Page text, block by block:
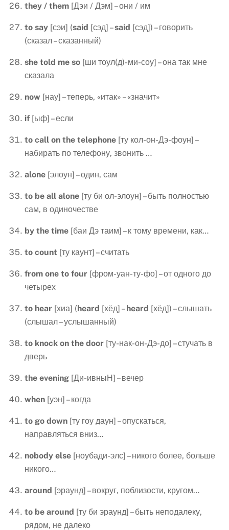
they / them [Дэи / Дэм] – они / им
to say [сэи] (said [сэд] –said [сэд]) – говорить
(сказал – сказанный)
she told me so [ши тоул(д)-ми-соу] – она так мне
сказала
now [нау] – теперь, «итак» – «значит»
if [ыф] – если
to call on the telephone [ту кол-он-Дэ-фоун] –
набирать по телефону, звонить …
alone [элоун] – один, сам
to be all alone [ту би ол-элоун] – быть полностью
сам, в одиночестве
by the time [баи Дэ таим] – к тому времени, как…
to count [ту каунт] – считать
from one to four [фром-уан-ту-фо] – от одного до
четырех
to hear [хиа] (heard [хёд] –heard [хёд]) – слышать
(слышал – услышанный)
to knock on the door [ту-нак-он-Дэ-до] – стучать в
дверь
the evening [Ди-ивныН] – вечер
when [уэн] – когда
to go down [ту гоу даун] – опускаться,
направляться вниз…
nobody else [ноубади-элс] – никого более, больше
никого…
around [эраунд] – вокруг, поблизости, кругом…
to be around [ту би эраунд] – быть неподалеку,
рядом, не далеко